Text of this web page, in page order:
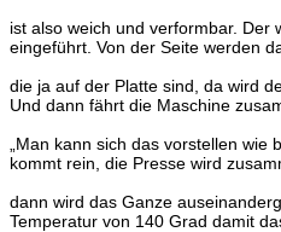
ist also weich und verformbar. Der
eingeführt. Von der Seite werden
die ja auf der Platte sind, da wird
Und dann fährt die Maschine
„Man kann sich das vorstellen wie
kommt rein, die Presse wird
dann wird das Ganze
Temperatur von 140 Grad damit